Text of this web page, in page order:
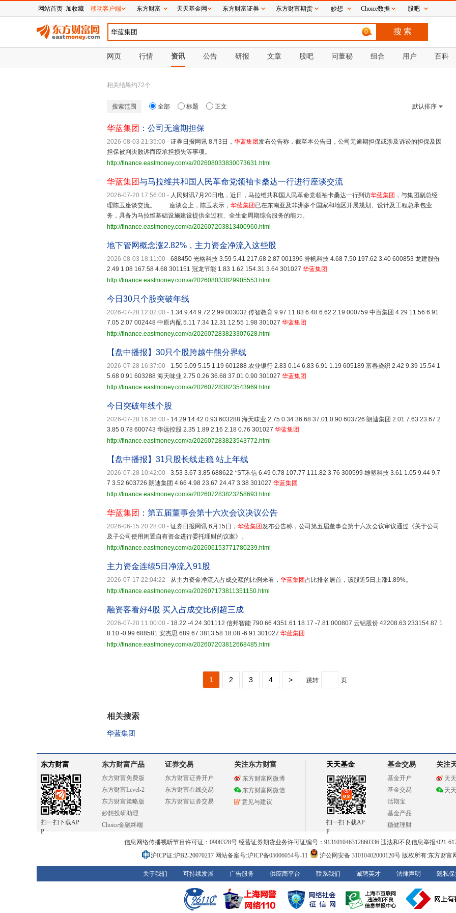
0
网页 行情 资讯 公告 研报 文章 股吧 问董秘 组合 用户 百科
相关结果约72个
搜索范围 全部 标题 正文 默认排序
华蓝集团 ：公司无逾期担保
2026-08-03 21:35:00 - 证券日报网讯 8月3日， 华蓝集团发布公告称，截至本公告日，公司无逾期担保或涉及诉讼的担保及因
担保被判决败诉而应承担损失等事项。
http://finance.eastmoney.com/a/202608033830073631.html
华蓝集团与马拉维共和国人民革命党领袖卡桑达一行进行座谈交流
2026-07-20 17:56:00 - 人民财讯7月20日电，近日，马拉维共和国人民革命党领袖卡桑达一行到访华蓝集团 ，与集团副总经
理陈玉座谈交流。 座谈会上，陈玉表示， 华蓝集团 已在东南亚及非洲多个国家和地区开展规划、设计及工程总承包业
务，具备为马拉维基础设施建设提供全过程、全生命周期综合服务的能力。
http://finance.eastmoney.com/a/202607203813400960.html
地下管网概念涨2.82%，主力资金净流入这些股
2026-08-03 18:11:00 - 688450 光格科技 3.59 5.41 217.68 2.87 001396 誉帆科技 4.68 7.50 197.62 3.40 600853 龙建股份
2.49 1.08 167.58 4.68 301151 冠龙节能 1.83 1.62 154.31 3.64 301027 华蓝集团
http://finance.eastmoney.com/a/202608033829905553.html
今日30只个股突破年线
2026-07-28 12:02:00 - 1.34 9.44 9.72 2.99 003032 传智教育 9.97 11.83 6.48 6.62 2.19 000759 中百集团 4.29 11.56 6.91
7.05 2.07 002448 中原内配 5.11 7.34 12.31 12.55 1.98 301027 华蓝集团
http://finance.eastmoney.com/a/202607283823307628.html
【盘中播报】30只个股跨越牛熊分界线
2026-07-28 16:37:00 - 1.50 5.09 5.15 1.19 601288 农业银行 2.83 0.14 6.83 6.91 1.19 605189 富春染织 2.42 9.39 15.54 1
5.68 0.91 603288 海天味业 2.75 0.26 36.68 37.01 0.90 301027 华蓝集团
http://finance.eastmoney.com/a/202607283823543969.html
今日突破年线个股
2026-07-28 16:36:00 - 14.29 14.42 0.93 603288 海天味业 2.75 0.34 36.68 37.01 0.90 603726 朗迪集团 2.01 7.63 23.67 2
3.85 0.78 600743 华远控股 2.35 1.89 2.16 2.18 0.76 301027 华蓝集团
http://finance.eastmoney.com/a/202607283823543772.html
【盘中播报】31只股长线走稳 站上年线
2026-07-28 10:42:00 - 3.53 3.67 3.85 688622 *ST禾信 6.49 0.78 107.77 111.82 3.76 300599 雄塑科技 3.61 1.05 9.44 9.7
7 3.52 603726 朗迪集团 4.66 4.98 23.67 24.47 3.38 301027 华蓝集团
http://finance.eastmoney.com/a/202607283823258693.html
华蓝集团 ：第五届董事会第十六次会议决议公告
2026-06-15 20:28:00 - 证券日报网讯 6月15日， 华蓝集团发布公告称，公司第五届董事会第十六次会议审议通过《关于公司
及子公司使用闲置自有资金进行委托理财的议案》。
http://finance.eastmoney.com/a/202606153771780239.html
主力资金连续5日净流入91股
2026-07-17 22:04:22 - 从主力资金净流入占成交额的比例来看， 华蓝集团占比排名居首，该股近5日上涨1.89%。
http://finance.eastmoney.com/a/202607173811351150.html
融资客看好4股 买入占成交比例超三成
2026-07-20 11:00:00 - 18.22 -4.24 301112 信邦智能 790.66 4351.61 18.17 -7.81 000807 云铝股份 42208.63 233154.87 1
8.10 -0.99 688581 安杰思 689.67 3813.58 18.08 -6.91 301027 华蓝集团
http://finance.eastmoney.com/a/202607203812668485.html
1 2 3 4 > 跳转 页
相关搜索
华蓝集团
东方财富
扫一扫下载AP
P
东方财富产品
东方财富免费版
东方财富Level-2
东方财富策略版
妙想投研助理
Choice金融终端
证券交易
东方财富证券开户
东方财富在线交易
东方财富证券交易
关注东方财富
东方财富网微博
东方财富网微信
意见与建议
天天基金
扫一扫下载AP
P
基金交易
基金开户
基金交易
活期宝
基金产品
稳健理财
关注
天
天
信息网络传播视听节目许可证：0908328号 经营证券期货业务许可证编号：913101046312860336 违法和不良信息举报:021-
沪ICP证:沪B2-20070217 网站备案号:沪ICP备05006054号-11 沪公网安备 31010402000120号版权所有:东方财富
关于我们 可持续发展 广告服务 供应商平台 联系我们 诚聘英才 法律声明 隐私保
网站首页 加收藏 移动客户端 东方财富 天天基金网 东方财富证券 东方财富期货 妙想 Choice数据 股吧